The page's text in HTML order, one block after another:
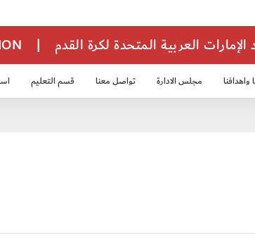
| الإمارات العربية المتحدة لكرة القدم
واهدافنا مجلس الادارة تواصل معنا قسم التعليم